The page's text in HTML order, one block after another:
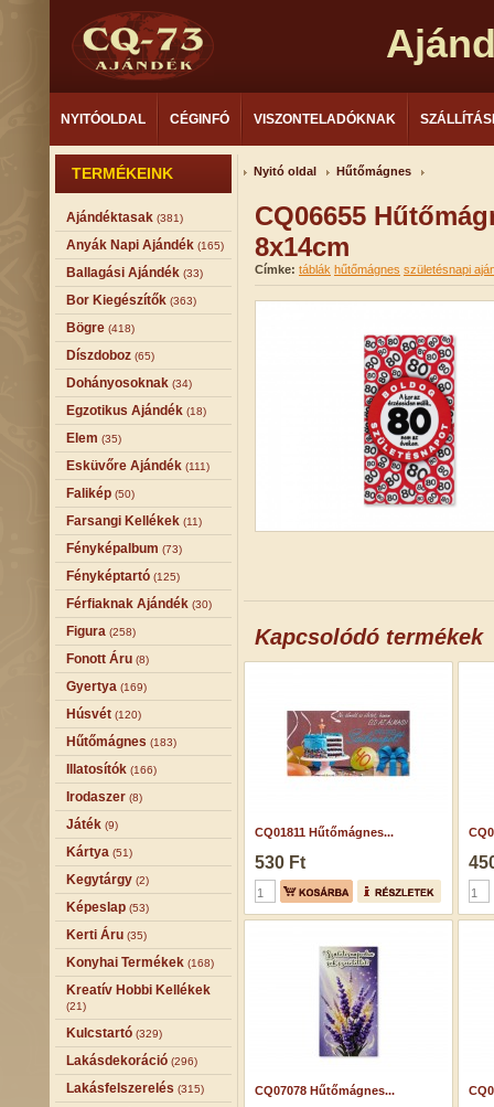
NYITÓOLDAL CÉGINFÓ VISZONTELADÓKNAK
TERMÉKEINK
Ajándéktasak (381)
Anyák Napi Ajándék (165)
Ballagási Ajándék (33)
Bor Kiegészítők (363)
Bögre (418)
Díszdoboz (65)
Dohányosoknak (34)
Egzotikus Ajándék (18)
Elem (35)
Esküvőre Ajándék (111)
Falikép (50)
Farsangi Kellékek (11)
Fényképalbum (73)
Fényképtartó (125)
Férfiaknak Ajándék (30)
Figura (258)
Fonott Áru (8)
Gyertya (169)
Húsvét (120)
Hűtőmágnes (183)
Illatosítók (166)
Irodaszer (8)
Játék (9)
Kártya (51)
Kegytárgy (2)
Képeslap (53)
Kerti Áru (35)
Konyhai Termékek (168)
Kreatív Hobbi Kellékek
(21)
Kulcstartó (329)
Lakásdekoráció (296)
Lakásfelszerelés (315)
Nyitó oldal Hűtőmágnes
CQ06655
8x14cm
Címke: táblák hűtőmágnes születésnapi
Kapcsolódó termékek
CQ01811 Hűtőmágnes...
530 Ft
CQ07078 Hűtőmágnes...